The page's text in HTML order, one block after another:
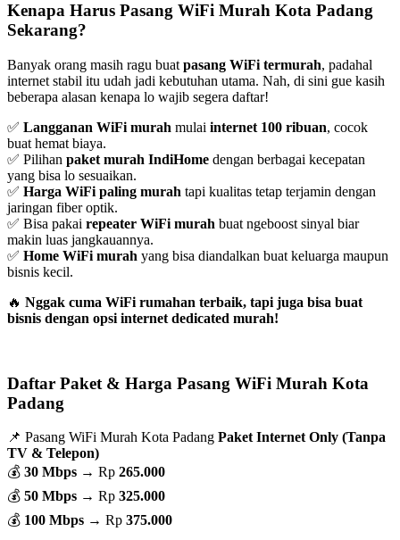
Kenapa Harus Pasang WiFi Murah Kota Padang
Sekarang?
Banyak orang masih ragu buat pasang WiFi termurah, padahal
internet stabil itu udah jadi kebutuhan utama. Nah, di sini gue kasih
beberapa alasan kenapa lo wajib segera daftar!
✅ Langganan WiFi murah mulai internet 100 ribuan, cocok
buat hemat biaya.
✅ Pilihan paket murah IndiHome dengan berbagai kecepatan
yang bisa lo sesuaikan.
✅ Harga WiFi paling murah tapi kualitas tetap terjamin dengan
jaringan fiber optik.
✅ Bisa pakai repeater WiFi murah buat ngeboost sinyal biar
makin luas jangkauannya.
✅ Home WiFi murah yang bisa diandalkan buat keluarga maupun
bisnis kecil.
🔥 Nggak cuma WiFi rumahan terbaik, tapi juga bisa buat
bisnis dengan opsi internet dedicated murah!
Daftar Paket & Harga Pasang WiFi Murah Kota
Padang
📌 Pasang WiFi Murah Kota Padang Paket Internet Only (Tanpa
TV & Telepon)
💰 30 Mbps → Rp 265.000
💰 50 Mbps → Rp 325.000
💰 100 Mbps → Rp 375.000